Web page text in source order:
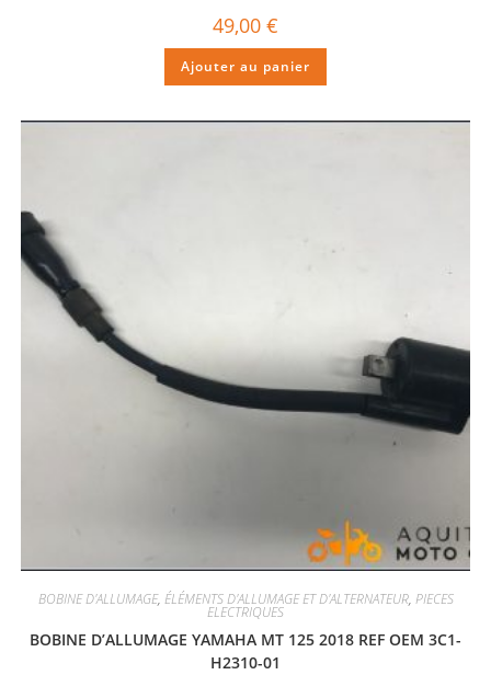
49,00 €
Ajouter au panier
BOBINE D'ALLUMAGE, ÉLÉMENTS D'ALLUMAGE ET D'ALTERNATEUR, PIECES
ELECTRIQUES
BOBINE D’ALLUMAGE YAMAHA MT 125 2018 REF OEM 3C1-
H2310-01